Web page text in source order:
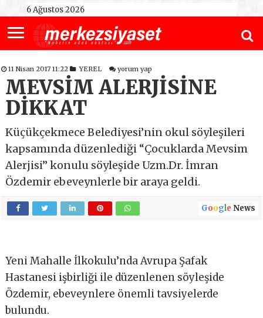
6 Ağustos 2026
11 Nisan 2017 11:22 YEREL yorum yap
MEVSİM ALERJİSİNE
DİKKAT
Küçükçekmece Belediyesi’nin okul söyleşileri
kapsamında düzenlediği “Çocuklarda Mevsim
Alerjisi” konulu söyleşide Uzm.Dr. İmran
Özdemir ebeveynlerle bir araya geldi.
Google News
Yeni Mahalle İlkokulu’nda Avrupa Şafak
Hastanesi işbirliği ile düzenlenen söyleşide
Özdemir, ebeveynlere önemli tavsiyelerde
bulundu.